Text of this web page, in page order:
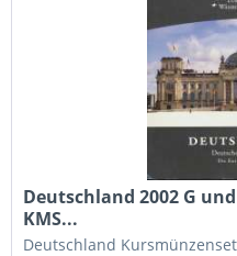
Deutschland 2002 G
KMS...
Deutschland